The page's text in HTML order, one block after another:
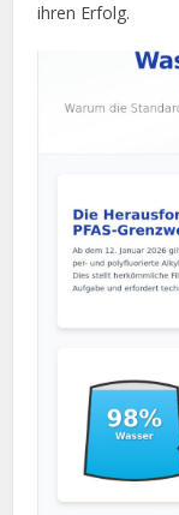
ihren Erfolg.